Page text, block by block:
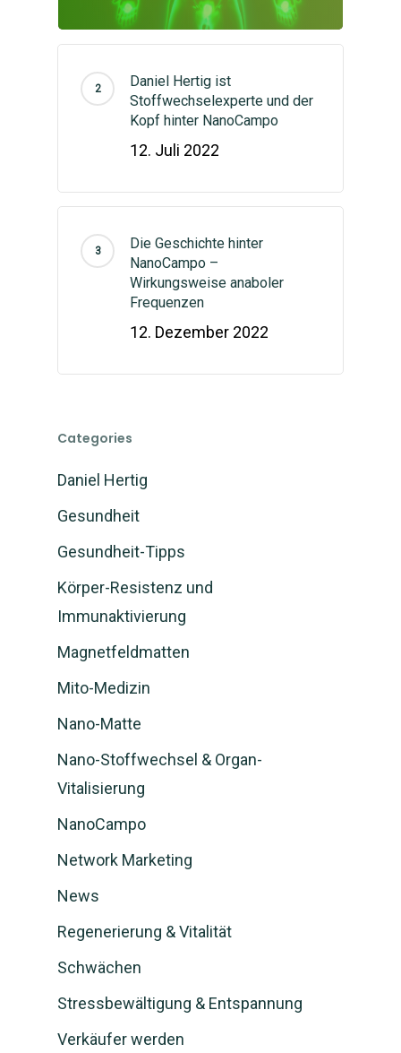
Daniel Hertig ist
Stoffwechselexperte und der
Kopf hinter NanoCampo
12. Juli 2022
Die Geschichte hinter
NanoCampo –
Wirkungsweise anaboler
Frequenzen
12. Dezember 2022
Categories
Daniel Hertig
Gesundheit
Gesundheit-Tipps
Körper-Resistenz und
Immunaktivierung
Magnetfeldmatten
Mito-Medizin
Nano-Matte
Nano-Stoffwechsel & Organ-
Vitalisierung
NanoCampo
Network Marketing
News
Regenerierung & Vitalität
Schwächen
Stressbewältigung & Entspannung
Verkäufer werden
Kontaktform
Anmelden